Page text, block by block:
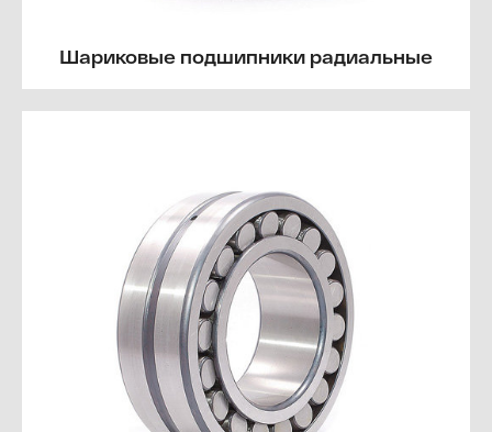
Шариковые подшипники радиальные